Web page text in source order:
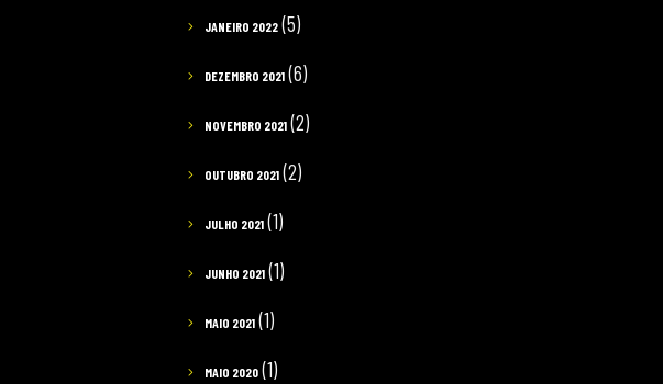
JANEIRO 2022 (5)
DEZEMBRO 2021 (6)
NOVEMBRO 2021 (2)
OUTUBRO 2021 (2)
JULHO 2021 (1)
JUNHO 2021 (1)
MAIO 2021 (1)
MAIO 2020 (1)